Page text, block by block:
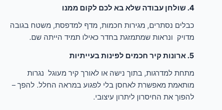
4. שולחן עבודה שלא בא לכם לקום ממנו
כבלים נסתרים, מגירות חכמות, מדף למדפסת, משטח בגובה
מדויק ונראות שמתמזגת בחדר כאילו תמיד הייתה שם.
5. ארונות קיר חכמים לפינות בעייתיות
מתחת למדרגות, בתוך נישה או לאורך קיר מעוגל נגרות
מותאמת מאפשרת לאחסן בלי לפגוע במראה החלל. להפך –
להפוך את החיסרון ליתרון עיצובי.